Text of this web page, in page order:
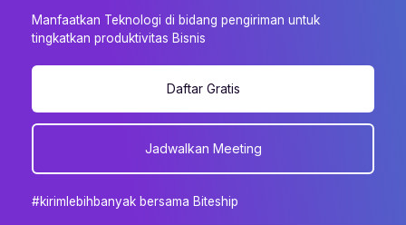
Manfaatkan Teknologi di bidang pengiriman untuk
tingkatkan produktivitas Bisnis
Daftar Gratis
Jadwalkan Meeting
#kirimlebihbanyak bersama Biteship